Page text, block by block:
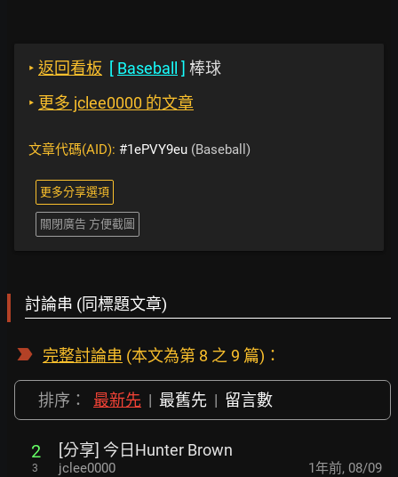
‣ 返回看板 [ Baseball ] 棒球
‣ 更多 jclee0000 的文章
文章代碼(AID): #1ePVY9eu (Baseball)
更多分享選項
關閉廣告 方便截圖
討論串 (同標題文章)
完整討論串 (本文為第 8 之 9 篇)：
排序： 最新先 | 最舊先 | 留言數
2
3
[分享] 今日Hunter Brown
jclee0000 1年前, 08/09